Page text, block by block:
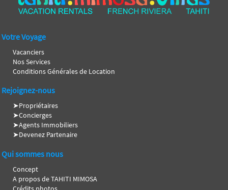
Votre Voyage
Vacanciers
Nos Services
Conditions Générales de Location
Rejoignez-nous
➤Propriétaires
➤Concierges
➤Agents Immobiliers
➤Devenez Partenaire
Qui sommes nous
Concept
A propos de TAHITI MIMOSA